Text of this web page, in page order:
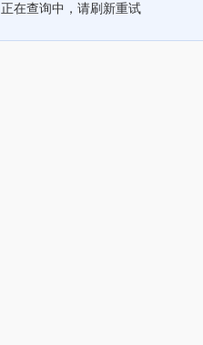
正在查询中，请刷新重试